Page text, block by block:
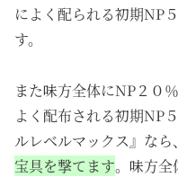
によく配られる初期NP
す。
また味方全体にNP２０
よく配布される初期NP
ルレベルマックス』なら、
宝具を撃てます。味方全